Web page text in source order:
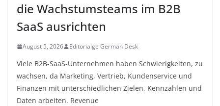
die Wachstumsteams im B2B
SaaS ausrichten
August 5, 2026 Editorialge German Desk
Viele B2B-SaaS-Unternehmen haben Schwierigkeiten, zu
wachsen, da Marketing, Vertrieb, Kundenservice und
Finanzen mit unterschiedlichen Zielen, Kennzahlen und
Daten arbeiten. Revenue